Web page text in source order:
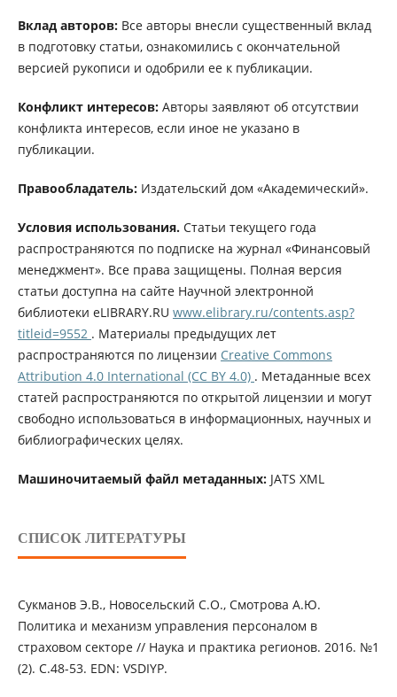
Вклад авторов:Все авторы внесли существенный вклад
в подготовку статьи, ознакомились с окончательной
версией рукописи и одобрили ее к публикации.
Конфликт интересов:Авторы заявляют об отсутствии
конфликта интересов, если иное не указано в
публикации.
Правообладатель:Издательский дом «Академический».
Условия использования.Статьи текущего года
распространяются по подписке на журнал «Финансовый
менеджмент». Все права защищены. Полная версия
статьи доступна на сайте Научной электронной
библиотеки eLIBRARY.RU www.elibrary.ru/contents.asp?
titleid=9552 . Материалы предыдущих лет
распространяются по лицензии Creative Commons
Attribution 4.0 International (CC BY 4.0) . Метаданные всех
статей распространяются по открытой лицензии и могут
свободно использоваться в информационных, научных и
библиографических целях.
Машиночитаемый файл метаданных:JATS XML
СПИСОК ЛИТЕРАТУРЫ
Сукманов Э.В., Новосельский С.О., Смотрова А.Ю.
Политика и механизм управления персоналом в
страховом секторе // Наука и практика регионов. 2016. №1
(2). С.48-53. EDN: VSDIYP.